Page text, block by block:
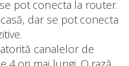
pot conecta la router.
dar se pot conecta
canalelor de